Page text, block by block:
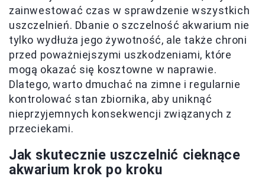
zainwestować czas w sprawdzenie wszystkich
uszczelnień. Dbanie o szczelność akwarium nie
tylko wydłuża jego żywotność, ale także chroni
przed poważniejszymi uszkodzeniami, które
mogą okazać się kosztowne w naprawie.
Dlatego, warto dmuchać na zimne i regularnie
kontrolować stan zbiornika, aby uniknąć
nieprzyjemnych konsekwencji związanych z
przeciekami.
Jak skutecznie uszczelnić cieknące
akwarium krok po kroku